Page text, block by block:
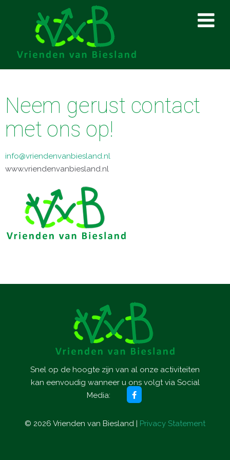
Neem gerust contact
met ons op!
info@vriendenvanbiesland.nl
www.vriendenvanbiesland.nl
Snel op de hoogte zijn van al onze activiteiten
kan eenvoudig wanneer u ons volgt via Social
Media:
© 2026 Vrienden van Biesland | Privacy Statement